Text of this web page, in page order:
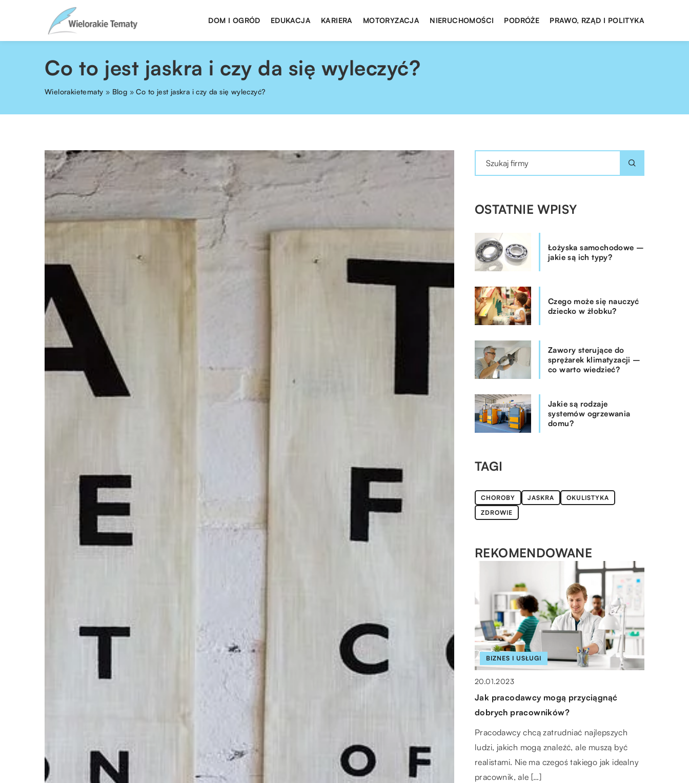
DOM I OGRÓD EDUKACJA KARIERA MOTORYZACJA NIERUCHOMOŚCI PODRÓŻE PRAWO, RZĄD I POLITYKA
Co to jest jaskra i czy da się wyleczyć?
Wielorakietematy » Blog »Co to jest jaskra i czy da się wyleczyć?
OSTATNIE WPISY
Łożyska samochodowe –
jakie są ich typy?
Czego może się nauczyć
dziecko w żłobku?
Zawory sterujące do
sprężarek klimatyzacji –
co warto wiedzieć?
Jakie są rodzaje
systemów ogrzewania
domu?
TAGI
CHOROBY JASKRA
OKULISTYKA
ZDROWIE
REKOMENDOWANE
DOM
29.08.2021
Jakie dodatki uczynią nasz balkon
Balkon to miejsce, w którym można się
zrelaksować i odpocząć. Warto jednak
zagospodarować go elementami
BIZNES I USŁUGI
20.01.2023
Jak pracodawcy mogą przyciągnąć
dobrych pracowników?
Pracodawcy chcą zatrudniać najlepszych
ludzi, jakich mogą znaleźć, ale muszą być
realistami. Nie ma czegoś takiego jak idealny
pracownik, ale […]
ŻYCIE I CZŁOWIEK
14.06.2022
Jak bezpiecznie wysłać pieniądze w
kopercie kurierem?
Wysyłanie pieniędzy w kopercie opiera się na
zaufaniu między dwiema osobami. Nadawca
wkłada pieniądze do koperty i zakleja ją, a […]